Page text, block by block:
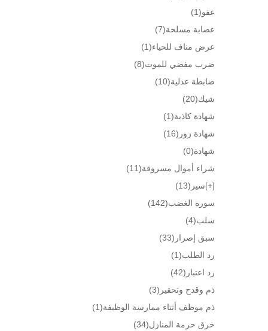
عفو(1)
عصابة مسلحة(7)
عرض مناف للحياء(1)
ضرب مفضي للموت(8)
ضابطة عدلية(10)
شيك(20)
شهادة كاذبة(1)
شهادة زور (16)
شهادة(0)
شراء أموال مسروقة(11)
[+]سير (13)
سورة الغضب(142)
سلب(4)
سبق إصرار (33)
رد الطلب(1)
رد اعتبار (42)
ذم وقدح وتحقير (3)
ذم موظف أثتاء ممارسة الوظيفة(1)
خرق حرمة المنازل(34)